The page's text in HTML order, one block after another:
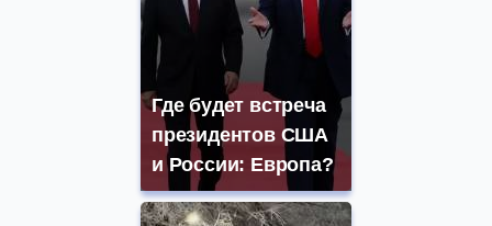
Где будет встреча
президентов США
и России: Европа?